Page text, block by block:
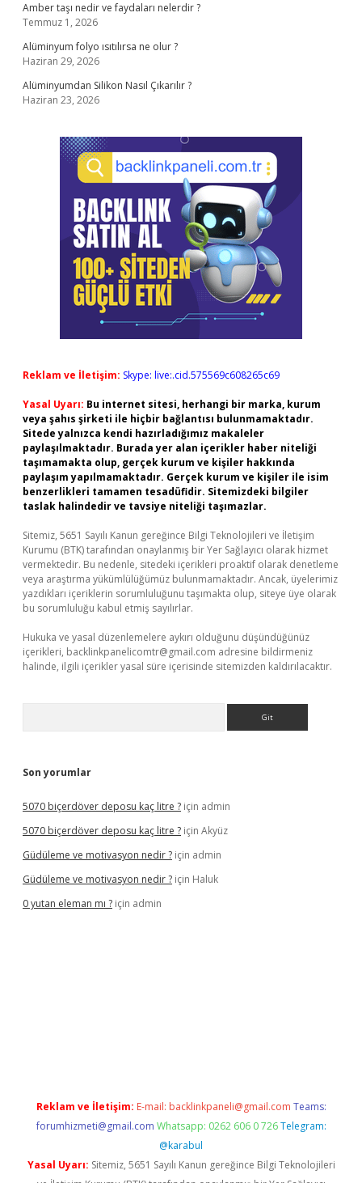
Amber taşı nedir ve faydaları nelerdir ?
Temmuz 1, 2026
Alüminyum folyo ısıtılırsa ne olur ?
Haziran 29, 2026
Alüminyumdan Silikon Nasıl Çıkarılır ?
Haziran 23, 2026
Reklam ve İletişim: Skype: live:.cid.575569c608265c69
Yasal Uyarı: Bu internet sitesi, herhangi bir marka, kurum
veya şahıs şirketi ile hiçbir bağlantısı bulunmamaktadır.
Sitede yalnızca kendi hazırladığımız makaleler
paylaşılmaktadır. Burada yer alan içerikler haber niteliği
taşımamakta olup, gerçek kurum ve kişiler hakkında
paylaşım yapılmamaktadır. Gerçek kurum ve kişiler ile isim
benzerlikleri tamamen tesadüfidir. Sitemizdeki bilgiler
taslak halindedir ve tavsiye niteliği taşımazlar.
Sitemiz, 5651 Sayılı Kanun gereğince Bilgi Teknolojileri ve İletişim
Kurumu (BTK) tarafından onaylanmış bir Yer Sağlayıcı olarak hizmet
vermektedir. Bu nedenle, sitedeki içerikleri proaktif olarak denetleme
veya araştırma yükümlülüğümüz bulunmamaktadır. Ancak, üyelerimiz
yazdıkları içeriklerin sorumluluğunu taşımakta olup, siteye üye olarak
bu sorumluluğu kabul etmiş sayılırlar.
Hukuka ve yasal düzenlemelere aykırı olduğunu düşündüğünüz
içerikleri, backlinkpanelicomtr@gmail.com adresine bildirmeniz
halinde, ilgili içerikler yasal süre içerisinde sitemizden kaldırılacaktır.
Son yorumlar
5070 biçerdöver deposu kaç litre ? için admin
5070 biçerdöver deposu kaç litre ? için Akyüz
Güdüleme ve motivasyon nedir ? için admin
Güdüleme ve motivasyon nedir ? için Haluk
0 yutan eleman mı ? için admin
Reklam ve İletişim: E-mail: backlinkpaneli@gmail.com Teams:
forumhizmeti@gmail.com Whatsapp: 0262 606 0 726 Telegram:
@karabul
Yasal Uyarı: Sitemiz, 5651 Sayılı Kanun gereğince Bilgi Teknolojileri